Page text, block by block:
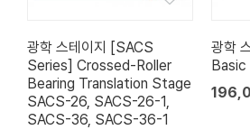
광학 스테이지 [SACS
Series] Crossed-Roller
Bearing Translation Stage
SACS-26, SACS-26-1,
SACS-36, SACS-36-1
광학